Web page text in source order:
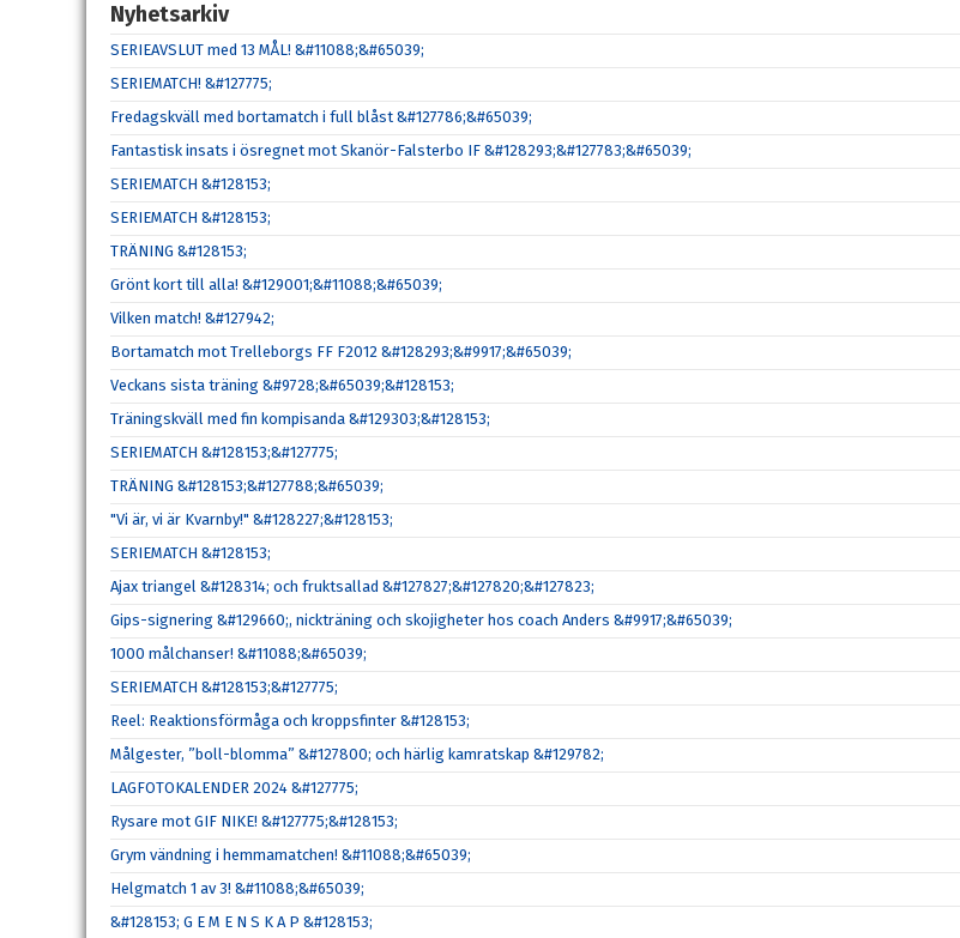
Nyhetsarkiv
SERIEAVSLUT med 13 MÅL! &#11088;&#65039;
SERIEMATCH! &#127775;
Fredagskväll med bortamatch i full blåst &#127786;&#65039;
Fantastisk insats i ösregnet mot Skanör-Falsterbo IF &#128293;&#127783;&#65039;
SERIEMATCH &#128153;
SERIEMATCH &#128153;
TRÄNING &#128153;
Grönt kort till alla! &#129001;&#11088;&#65039;
Vilken match! &#127942;
Bortamatch mot Trelleborgs FF F2012 &#128293;&#9917;&#65039;
Veckans sista träning &#9728;&#65039;&#128153;
Träningskväll med fin kompisanda &#129303;&#128153;
SERIEMATCH &#128153;&#127775;
TRÄNING &#128153;&#127788;&#65039;
"Vi är, vi är Kvarnby!" &#128227;&#128153;
SERIEMATCH &#128153;
Ajax triangel &#128314; och fruktsallad &#127827;&#127820;&#127823;
Gips-signering &#129660;, nickträning och skojigheter hos coach Anders &#9917;&#65039;
1000 målchanser! &#11088;&#65039;
SERIEMATCH &#128153;&#127775;
Reel: Reaktionsförmåga och kroppsfinter &#128153;
Målgester, ”boll-blomma” &#127800; och härlig kamratskap &#129782;
LAGFOTOKALENDER 2024 &#127775;
Rysare mot GIF NIKE! &#127775;&#128153;
Grym vändning i hemmamatchen! &#11088;&#65039;
Helgmatch 1 av 3! &#11088;&#65039;
&#128153; G E M E N S K A P &#128153;